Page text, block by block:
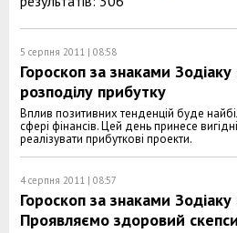
5 серпня 2011 | 08:58
Гороскоп за знаками
розподілу прибутку
Вплив позитивних тенденцій буде
сфері фінансів. Цей день принесе
реалізувати прибуткові проекти.
4 серпня 2011 | 08:57
Гороскоп за знаками
Проявляємо здоровий